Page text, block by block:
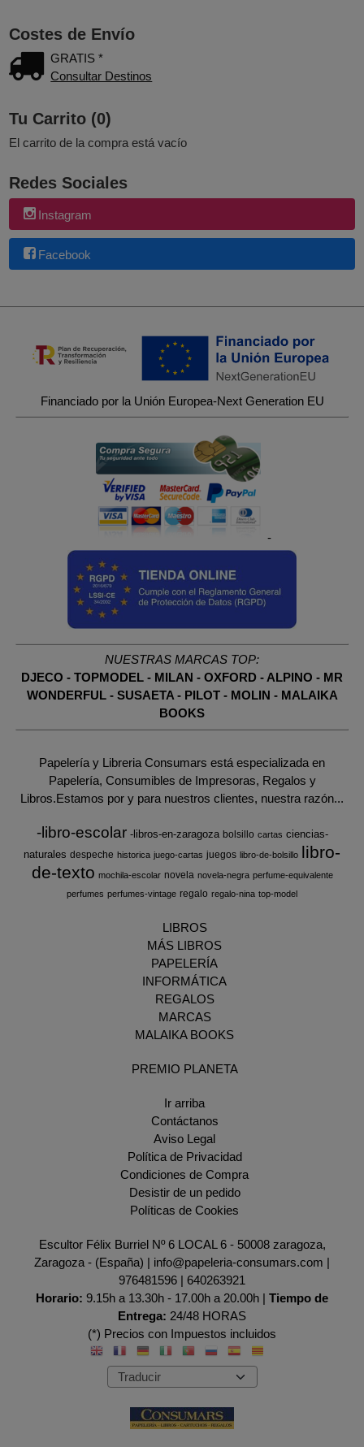
Costes de Envío
GRATIS *
Consultar Destinos
Tu Carrito (0)
El carrito de la compra está vacío
Redes Sociales
Instagram
Facebook
Financiado por la Unión Europea-Next Generation EU
-
NUESTRAS MARCAS TOP:
DJECO - TOPMODEL - MILAN - OXFORD - ALPINO - MR
WONDERFUL- SUSAETA- PILOT- MOLIN - MALAIKA
BOOKS
Papelería y Libreria Consumars está especializada en
Papelería, Consumibles de Impresoras, Regalos y
Libros.Estamos por y para nuestros clientes, nuestra razón...
-libro-escolar -libros-en-zaragoza bolsillo cartas ciencias-
naturales despeche historica juego-cartas juegos libro-de-bolsillo libro-
de-texto mochila-escolar novela novela-negra perfume-equivalente
perfumes perfumes-vintage regalo regalo-nina top-model
LIBROS
MÁS LIBROS
PAPELERÍA
INFORMÁTICA
REGALOS
MARCAS
MALAIKA BOOKS
PREMIO PLANETA
Ir arriba
Contáctanos
Aviso Legal
Política de Privacidad
Condiciones de Compra
Desistir de un pedido
Políticas de Cookies
Escultor Félix Burriel Nº 6 LOCAL 6 - 50008 zaragoza,
Zaragoza - (España) | info@papeleria-consumars.com |
976481596 | 640263921
Horario: 9.15h a 13.30h - 17.00h a 20.00h | Tiempo de
Entrega: 24/48 HORAS
(*) Precios con Impuestos incluidos